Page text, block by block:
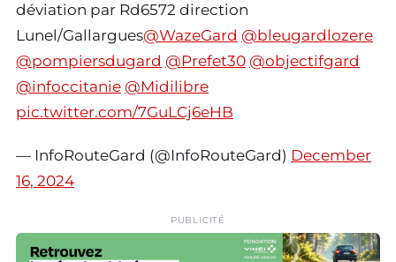
déviation par Rd6572 direction
Lunel/Gallargues@WazeGard @bleugardlozere
@pompiersdugard @Prefet30 @objectifgard
@infoccitanie @Midilibre
pic.twitter.com/7GuLCj6eHB
— InfoRouteGard (@InfoRouteGard) December
16, 2024
PUBLICITÉ